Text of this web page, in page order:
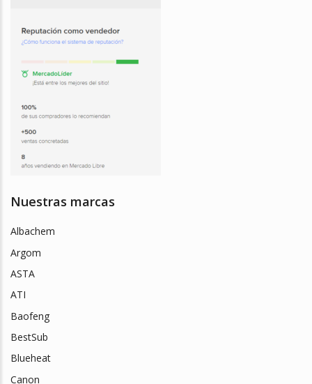
Nuestras marcas
Albachem
Argom
ASTA
ATI
Baofeng
BestSub
Blueheat
Canon